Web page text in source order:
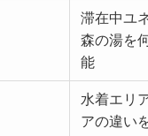
滞在中ユ
森の湯を
能
水着エリ
アの違い